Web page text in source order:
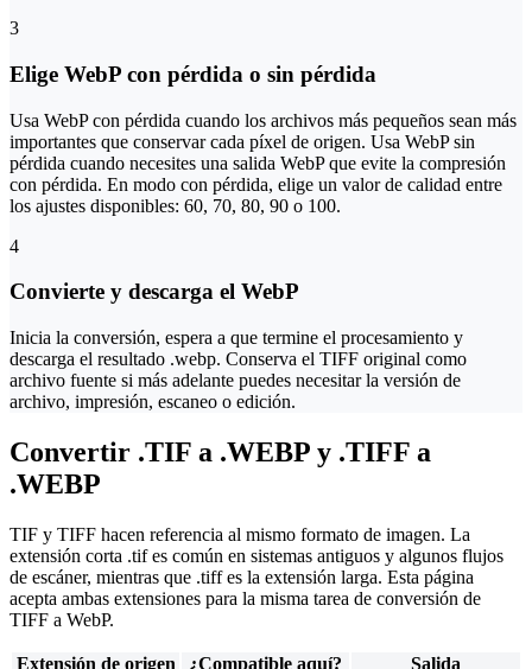
3
Elige WebP con pérdida o sin pérdida
Usa WebP con pérdida cuando los archivos más pequeños sean más
importantes que conservar cada píxel de origen. Usa WebP sin
pérdida cuando necesites una salida WebP que evite la compresión
con pérdida. En modo con pérdida, elige un valor de calidad entre
los ajustes disponibles: 60, 70, 80, 90 o 100.
4
Convierte y descarga el WebP
Inicia la conversión, espera a que termine el procesamiento y
descarga el resultado .webp. Conserva el TIFF original como
archivo fuente si más adelante puedes necesitar la versión de
archivo, impresión, escaneo o edición.
Convertir .TIF a .WEBP y .TIFF a
.WEBP
TIF y TIFF hacen referencia al mismo formato de imagen. La
extensión corta .tif es común en sistemas antiguos y algunos flujos
de escáner, mientras que .tiff es la extensión larga. Esta página
acepta ambas extensiones para la misma tarea de conversión de
TIFF a WebP.
Extensión de origen ¿Compatible aquí? Salida